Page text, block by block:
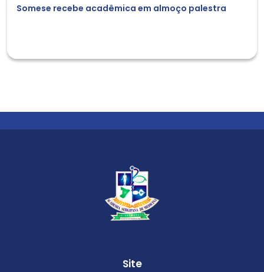
Somese recebe acadêmica em almoço palestra
Site